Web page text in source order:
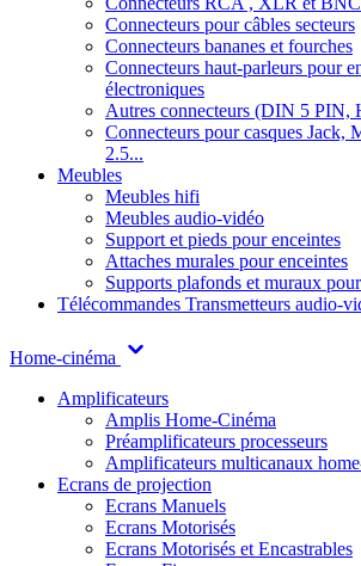
Connecteurs pour câbles secteurs
Connecteurs bananes et fourches
Connecteurs haut-parleurs pour
électroniques
Autres connecteurs (DIN 5 PIN,
Connecteurs pour casques Jack,
2.5...
Meubles
Meubles hifi
Meubles audio-vidéo
Support et pieds pour enceintes
Attaches murales pour enceintes
Supports plafonds et muraux
Télécommandes Transmetteurs audio-
Home-cinéma
Amplificateurs
Amplis Home-Cinéma
Préamplificateurs processeurs
Amplificateurs multicanaux
Ecrans de projection
Ecrans Manuels
Ecrans Motorisés
Ecrans Motorisés et Encastrables